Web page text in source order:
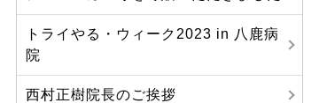
トライやる・ウィーク2023 in 八鹿病
院
西村正樹院長のご挨拶